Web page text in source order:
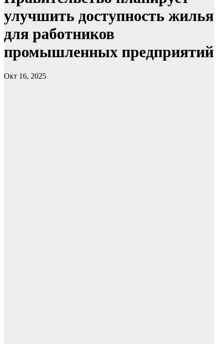
улучшить доступность жилья
для работников
промышленных предприятий
Окт 16, 2025